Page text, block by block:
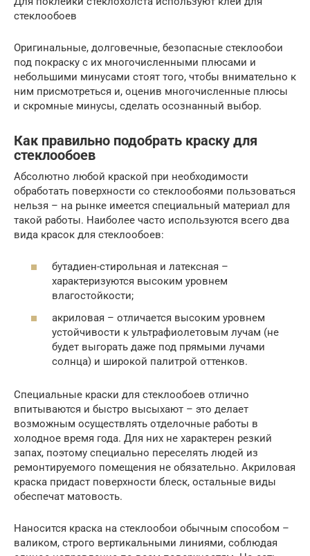
стеклообоев
Оригинальные, долговечные, безопасные стеклообои
под покраску с их многочисленными плюсами и
небольшими минусами стоят того, чтобы внимательно к
ним присмотреться и, оценив многочисленные плюсы
и скромные минусы, сделать осознанный выбор.
Как правильно подобрать краску для
стеклообоев
Абсолютно любой краской при необходимости
обработать поверхности со стеклообоями пользоваться
нельзя – на рынке имеется специальный материал для
такой работы. Наиболее часто используются всего два
вида красок для стеклообоев:
бутадиен-стирольная и латексная –
характеризуются высоким уровнем
влагостойкости;
акриловая – отличается высоким уровнем
устойчивости к ультрафиолетовым лучам (не
будет выгорать даже под прямыми лучами
солнца) и широкой палитрой оттенков.
Специальные краски для стеклообоев отлично
впитываются и быстро высыхают – это делает
возможным осуществлять отделочные работы в
холодное время года. Для них не характерен резкий
запах, поэтому специально переселять людей из
ремонтируемого помещения не обязательно. Акриловая
краска придаст поверхности блеск, остальные виды
обеспечат матовость.
Наносится краска на стеклообои обычным способом –
валиком, строго вертикальными линиями, соблюдая